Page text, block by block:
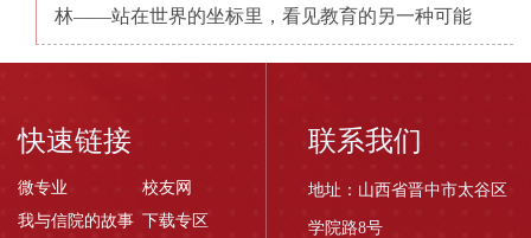
林——站在世界的坐标里，看见教育的另一种可能
快速链接
微专业
校友网
我与信院的故事 下载专区
联系我们
地址：山西省晋中市太谷区
学院路8号